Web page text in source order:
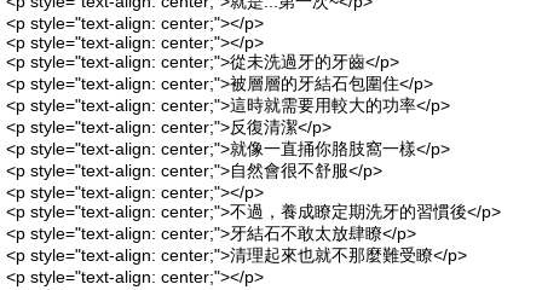
<p style="text-align: center;"></p>
<p style="text-align: center;"></p>
<p style="text-align: center;">從未洗過牙的牙齒</p>
<p style="text-align: center;">被層層的牙結石包圍住</p>
<p style="text-align: center;">這時就需要用較大的功率</p>
<p style="text-align: center;">反復清潔</p>
<p style="text-align: center;">就像一直捅你胳肢窩一樣</p>
<p style="text-align: center;">自然會很不舒服</p>
<p style="text-align: center;"></p>
<p style="text-align: center;">不過，養成瞭定期洗牙的習慣後</p>
<p style="text-align: center;">牙結石不敢太放肆瞭</p>
<p style="text-align: center;">清理起來也就不那麼難受瞭</p>
<p style="text-align: center;"></p>